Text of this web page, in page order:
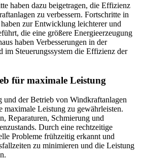
haben dazu beigetragen, die Effizienz
zu verbessern. Fortschritte in
zur Entwicklung leichterer und
die eine größere Energieerzeugung
haben Verbesserungen in der
im Steuerungssystem die Effizienz der
für maximale Leistung
und der Betrieb von Windkraftanlagen
maximale Leistung zu gewährleisten.
Reparaturen, Schmierung und
Durch eine rechtzeitige
Probleme frühzeitig erkannt und
zu minimieren und die Leistung